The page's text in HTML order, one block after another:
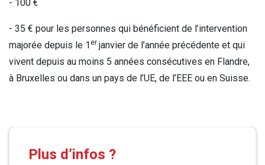
- 100 €
- 35 € pour les personnes qui bénéficient de l’intervention
majorée depuis le 1 er janvier de l’année précédente et qui
vivent depuis au moins 5 années consécutives en Flandre,
à Bruxelles ou dans un pays de l’UE, de l’EEE ou en Suisse.
Plus d’infos ?